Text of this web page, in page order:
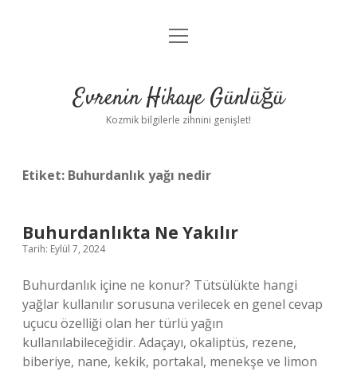
Anasayfa
Yasal Uyarı
menüyü
Evrenin Hikaye Günlüğü
Kozmik bilgilerle zihnini genişlet!
Etiket: Buhurdanlık yağı nedir
Buhurdanlıkta Ne Yakılır
Tarih: Eylül 7, 2024
Buhurdanlık içine ne konur? Tütsülükte hangi
yağlar kullanılır sorusuna verilecek en genel cevap
uçucu özelliği olan her türlü yağın
kullanılabileceğidir. Adaçayı, okaliptüs, rezene,
biberiye, nane, kekik, portakal, menekşe ve limon